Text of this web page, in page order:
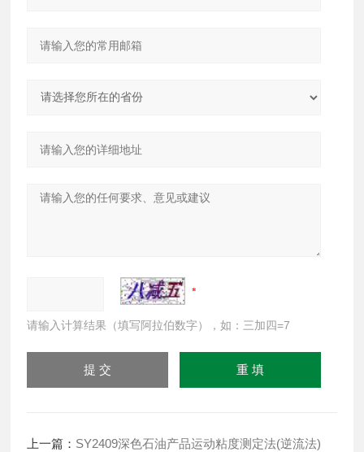
请输入计算结果（填写阿拉伯数字），如：三加四=7
上一篇： SY2409深色石油产品运动粘度测定法(逆流法)